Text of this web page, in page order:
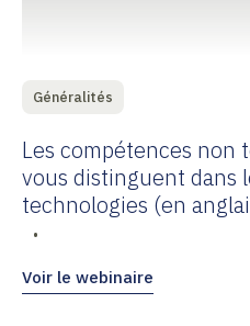
Généralités
Les compétences non
vous distinguent dans
technologies (en
•
Voir le webinaire